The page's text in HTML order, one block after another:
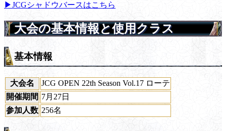
▶JCGシャドウバースはこちら
大会の基本情報と使用クラス
基本情報
大会名
JCG OPEN 22th Season Vol.17 ローテ
開催期間 7月27日
参加人数 256名